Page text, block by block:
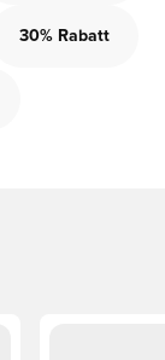
30% Rabatt